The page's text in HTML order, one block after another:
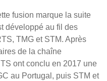
fusion marque la suite
développé au fil des
TMG et STM. Après
de la chaîne
ont conclu en 2017 une
au Portugal, puis STM et